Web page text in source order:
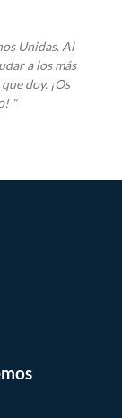
Unidas. Al
a los más
doy. ¡Os
"